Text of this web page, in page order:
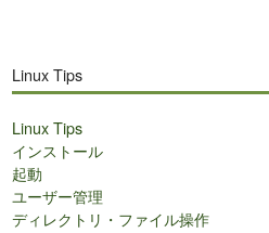
Linux Tips
Linux Tips
インストール
起動
ユーザー管理
ディレクトリ・ファイル操作